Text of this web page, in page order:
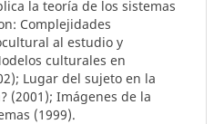
la teoría de los sistemas
Complejidades
al estudio y
culturales en
Lugar del sujeto en la
(2001); Imágenes de la
(1999).